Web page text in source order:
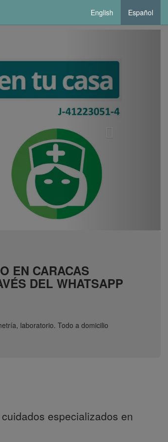
English Español
EN CARACAS
DEL WHATSAPP
laboratorio. Todo a domicilio
especializados en